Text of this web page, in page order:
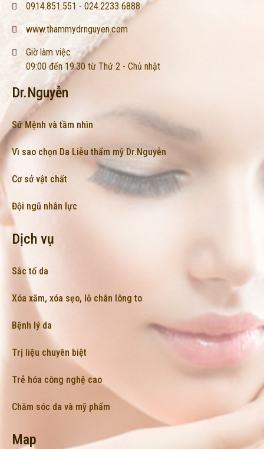
0914.851.551 - 024.2233 6888
www.thammydrnguyen.com
Giờ làm việc
09:00 đến 19:30 từ Thứ 2 - Chủ nhật
Dr.Nguyễn
Sứ Mệnh và tầm nhìn
Vì sao chọn Da Liễu thẩm mỹ Dr.Nguyễn
Cơ sở vật chất
Đội ngũ nhân lực
Dịch vụ
Sắc tố da
Xóa xăm, xóa sẹo, lỗ chân lông to
Bệnh lý da
Trị liệu chuyên biệt
Trẻ hóa công nghệ cao
Chăm sóc da và mỹ phẩm
Map